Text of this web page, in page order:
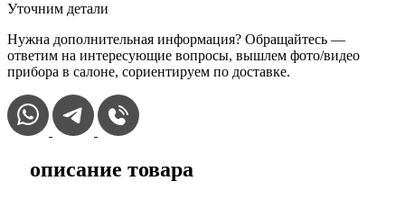
Уточним детали
Нужна дополнительная информация? Обращайтесь —
ответим на интересующие вопросы, вышлем фото/видео
прибора в салоне, сориентируем по доставке.
описание товара